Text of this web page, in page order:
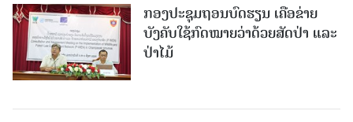
ກອງປະຊຸມຖອນບົດຮຽນ ເຄືອຂ່າຍ
ບັງຄັບໃຊ້ກົດໝາຍວ່າດ້ວຍສັດປ່າ ແລະ
ປ່າໄມ້